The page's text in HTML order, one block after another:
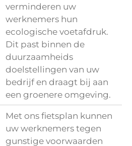
verminderen uw
werknemers hun
ecologische voetafdruk.
Dit past binnen de
duurzaamheids
doelstellingen van uw
bedrijf en draagt bij aan
een groenere omgeving.
Met ons fietsplan kunnen
uw werknemers tegen
gunstige voorwaarden